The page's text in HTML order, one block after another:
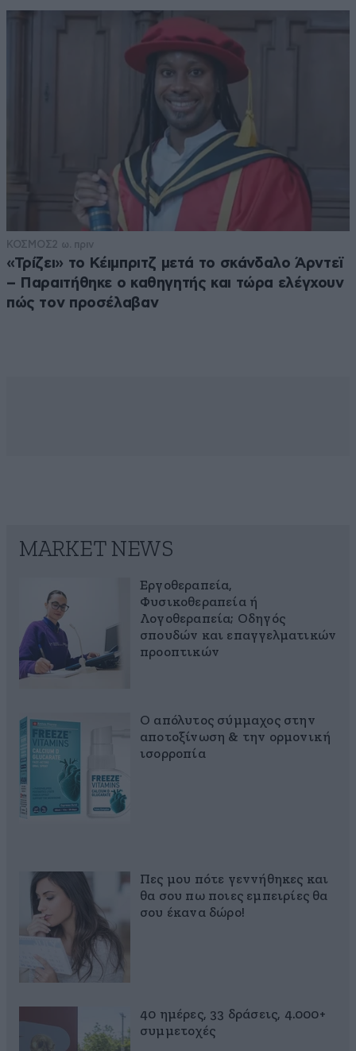
ΚΟΣΜΟΣ2 ω. πριν
«Τρίζει» το Κέιμπριτζ μετά το σκάνδαλο Άρντεϊ
– Παραιτήθηκε ο καθηγητής και τώρα ελέγχουν
πώς τον προσέλαβαν
MARKET NEWS
Εργοθεραπεία,
Φυσικοθεραπεία ή
Λογοθεραπεία; Οδηγός
σπουδών και επαγγελματικών
προοπτικών
Ο απόλυτος σύμμαχος στην
αποτοξίνωση & την ορμονική
ισορροπία
Πες μου πότε γεννήθηκες και
θα σου πω ποιες εμπειρίες θα
σου έκανα δώρο!
40 ημέρες, 33 δράσεις, 4.000+
συμμετοχές